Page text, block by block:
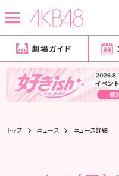
劇場ガイド
トップ ニュース ニュース詳細